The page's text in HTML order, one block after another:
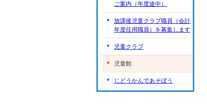
ご案内（年度途中）
放課後児童クラブ職員（会計
年度任用職員）を募集します
児童クラブ
児童館
じどうかんであそぼう